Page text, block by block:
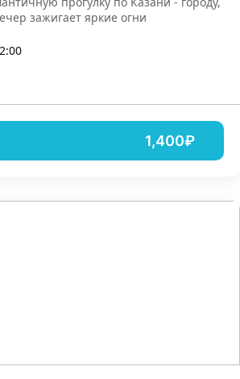
зажигает яркие огни
1,400₽